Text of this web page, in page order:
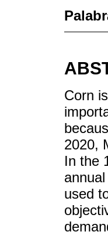
Corn
2020,
In the
used